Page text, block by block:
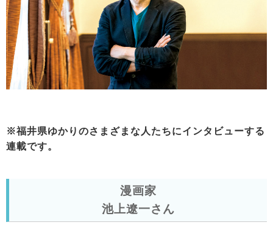
※福井県ゆかりのさまざまな人たちにインタビューする
連載です。
漫画家
池上遼一さん